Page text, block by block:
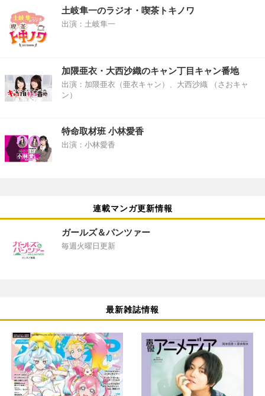
土岐隼一のラジオ・喫茶トキノワ
出演：土岐隼一
加隈亜衣・大西沙織のキャン丁目キャン番地
出演：加隈亜衣（亜衣キャン）、大西沙織 （さおキャ
ン）
特命取材班 小林愛香
出演：小林愛香
連載マンガ更新情報
ガールズ＆パンツァー
毎週火曜日更新
最新雑誌情報